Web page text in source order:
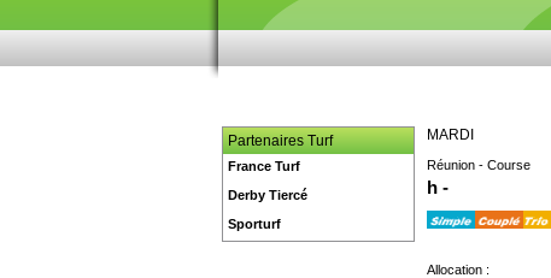
MARDI
Réunion - Course
h -
Allocation :
Partenaires Turf
France Turf
Derby Tiercé
Sporturf